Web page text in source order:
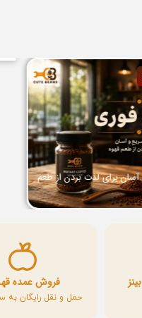
برای لذت بردن از طعم
فروش عمده
حمل و نقل رایگان به